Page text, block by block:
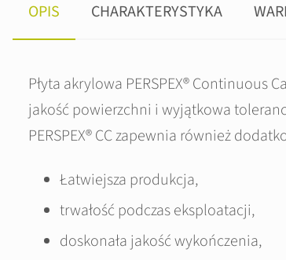
OPIS CHARAKTERYSTYKA
Płyta akrylowa PERSPEX®
jakość powierzchni i wyjątkowa
PERSPEX® CC zapewnia również
Łatwiejsza produkcja,
trwałość podczas eksploatacji,
doskonała jakość wykończenia,